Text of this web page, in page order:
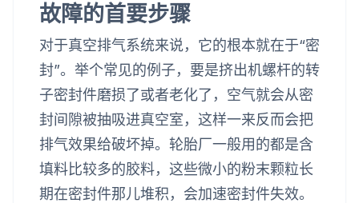
故障的首要步骤
对于真空排气系统来说，它的根本就在于“密
封”。举个常见的例子，要是挤出机螺杆的转
子密封件磨损了或者老化了，空气就会从密
封间隙被抽吸进真空室，这样一来反而会把
排气效果给破坏掉。轮胎厂一般用的都是含
填料比较多的胶料，这些微小的粉末颗粒长
期在密封件那儿堆积，会加速密封件失效。